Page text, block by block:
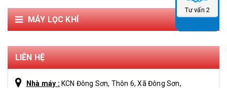
SẢN PHẨM PHỤ TRỢ
HỖ TRỢ & TIN TỨC
MÁY LỌC KHÍ
LIÊN HỆ
Nhà máy : KCN Đông Sơn, Thôn 6, Xã Đông Sơn,
Tư vấn 2